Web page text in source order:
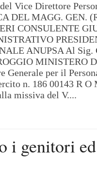
del Vice Direttore
DEL MAGG. GEN.
CONSULENTE
ANUPSA Al Sig.
MINISTERO
Generale per il
n. 186 00143 R
missiva del V....
i genitori